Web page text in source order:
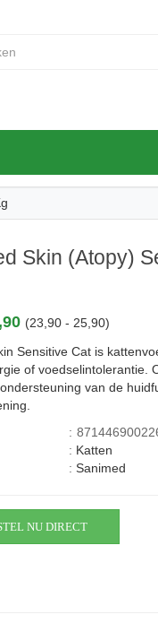
Skin (Atopy)
(23,90 - 25,90)
Sensitive Cat is
of voedselintolerantie.
van de
:
: Katten
:Sanimed
NU DIRECT